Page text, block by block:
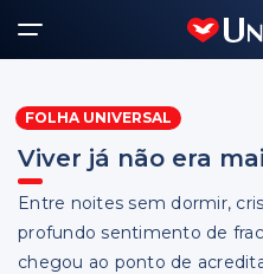
FOLHA UNIVERSAL
Viver já não era
Entre noites sem dormir,
profundo sentimento de
chegou ao ponto de